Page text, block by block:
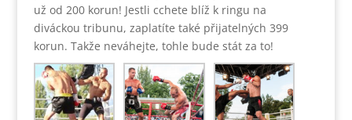
už od 200 korun! Jestli cchete blíž k ringu na
diváckou tribunu, zaplatíte také přijatelných 399
korun. Takže neváhejte, tohle bude stát za to!